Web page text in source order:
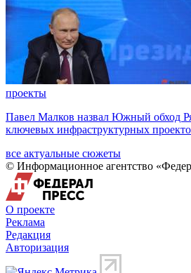
проекты
Павел Малков назвал Южный обход
ключевых инфраструктурных
все актуальные сюжеты
© Информационное агентство
О проекте
Реклама
Редакция
Авторизация